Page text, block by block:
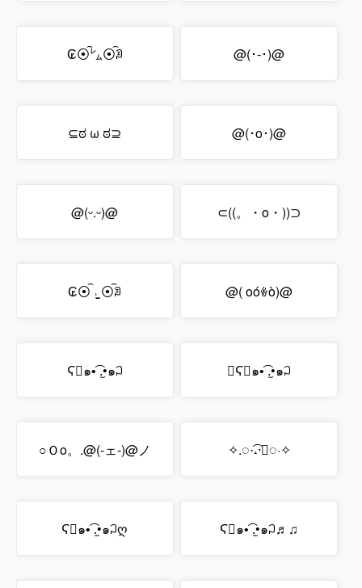
₢⦿͡㍕⦿͡ꀣ @(･-･)@
⊆ಠ ω ಠ⊇ @(･o･)@
@(ᵕ.ᵕ)@ ⊂((。・o・))⊃
₢⦿͡ ˒̫̮ ⦿͡ꀣ @( oóꎴò)@
Ϛ⃘๑•͡ .̫•๑꒜ Ϛ⃘๑•͡ .̫•๑꒜
○Ｏo。.@(-ェ-)@ノ ✧.◌·͡˔·ོ◌·✧
Ϛ⃘๑•͡ .̫•๑꒜ღ Ϛ⃘๑•͡ .̫•๑꒜♬♫